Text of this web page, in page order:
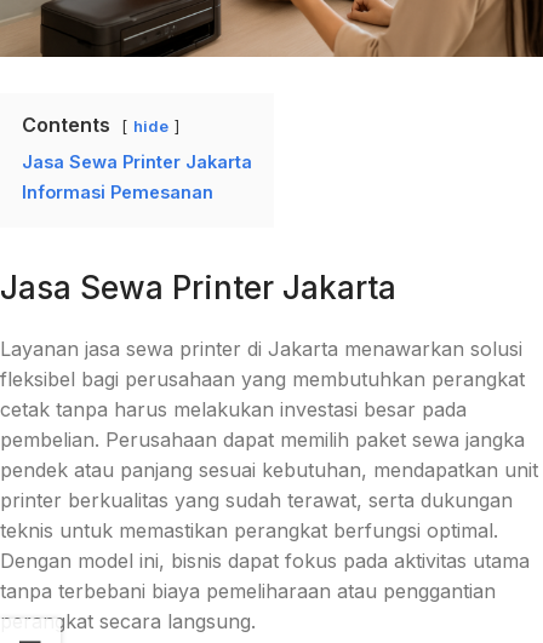
Contents hide
Jasa Sewa Printer Jakarta
Informasi Pemesanan
Jasa Sewa Printer Jakarta
Layanan jasa sewa printer di Jakarta menawarkan solusi
fleksibel bagi perusahaan yang membutuhkan perangkat
cetak tanpa harus melakukan investasi besar pada
pembelian. Perusahaan dapat memilih paket sewa jangka
pendek atau panjang sesuai kebutuhan, mendapatkan unit
printer berkualitas yang sudah terawat, serta dukungan
teknis untuk memastikan perangkat berfungsi optimal.
Dengan model ini, bisnis dapat fokus pada aktivitas utama
tanpa terbebani biaya pemeliharaan atau penggantian
perangkat secara langsung.